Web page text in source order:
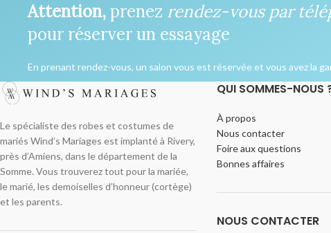
Attention,prenez rendez-vous par
pour réserver un essayage
En prenant rendez-vous, un salon vous est réservée et vous avez la
Le spécialiste des robes et costumes de
mariés Wind’s Mariages est implanté à Rivery,
près d’Amiens, dans le département de la
Somme. Vous trouverez tout pour la mariée,
le marié, les demoiselles d’honneur (cortège)
et les parents.
QUI SOMMES-NOUS
À propos
Nous contacter
Foire aux questions
Bonnes affaires
NOUS CONTACTER